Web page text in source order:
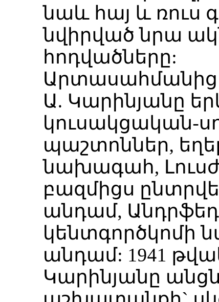
նաև հայ և ռուս
նվիրված նրա
հոդվածները:
Արտասահմանից
Ա. Կարինյանը
կուսակցական-
պաշտոններ,
նախագահ,
բազմիցս
անդամ,
կենտգործկոմի
անդամ: 1941
Կարինյանը